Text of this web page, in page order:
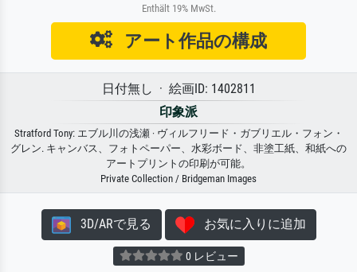
Enthält 19% MwSt.
アート作品の構成
日付無し · 絵画ID: 1402811
印象派
Stratford Tony: エブル川の浅瀬 · ヴィルフリード・ガブリエル・フォン・
グレン. キャンバス、フォトペーパー、水彩ボード、非塗工紙、和紙への
アートプリントの印刷が可能。
Private Collection / Bridgeman Images
3D/ARで見る お気に入りに追加
0 レビュー